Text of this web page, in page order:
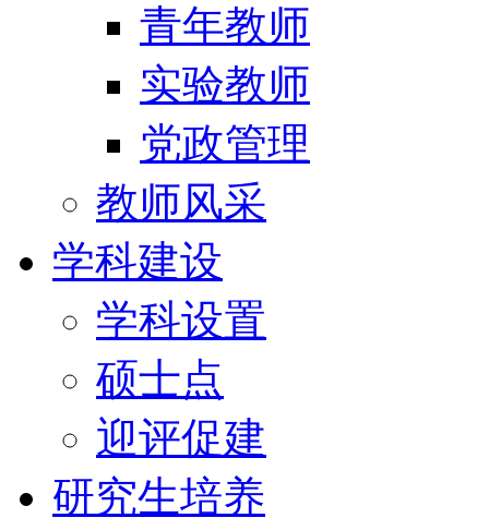
青年教师
实验教师
党政管理
教师风采
学科建设
学科设置
硕士点
迎评促建
研究生培养